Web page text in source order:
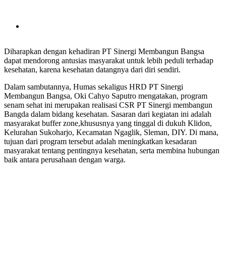
Diharapkan dengan kehadiran PT Sinergi Membangun Bangsa
dapat mendorong antusias masyarakat untuk lebih peduli terhadap
kesehatan, karena kesehatan datangnya dari diri sendiri.
Dalam sambutannya, Humas sekaligus HRD PT Sinergi
Membangun Bangsa, Oki Cahyo Saputro mengatakan, program
senam sehat ini merupakan realisasi CSR PT Sinergi membangun
Bangda dalam bidang kesehatan. Sasaran dari kegiatan ini adalah
masyarakat buffer zone,khususnya yang tinggal di dukuh Klidon,
Kelurahan Sukoharjo, Kecamatan Ngaglik, Sleman, DIY. Di mana,
tujuan dari program tersebut adalah meningkatkan kesadaran
masyarakat tentang pentingnya kesehatan, serta membina hubungan
baik antara perusahaan dengan warga.